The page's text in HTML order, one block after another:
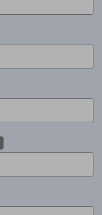
会社破産・法人破産
個人再生（民事再生）
借金問題